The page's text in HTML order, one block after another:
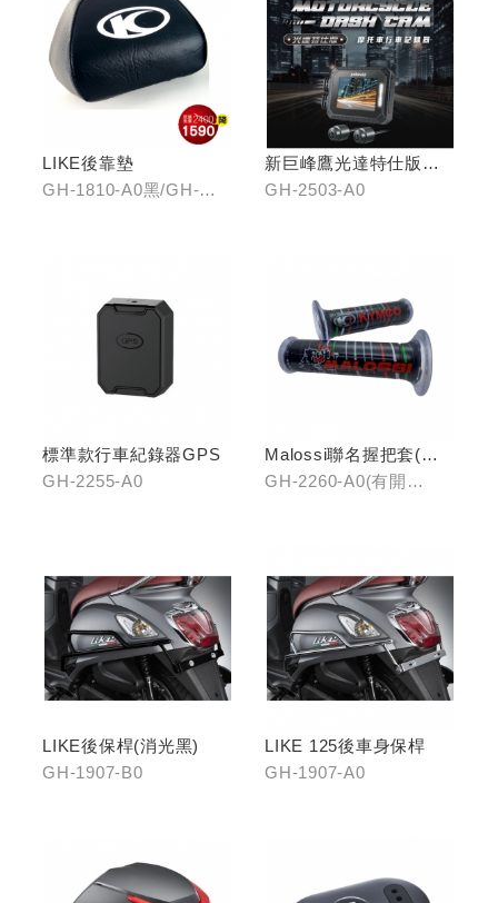
LIKE後靠墊
GH-1810-A0黑/GH-
新巨峰鷹光達特仕版行
車紀錄器
GH-2503-A0
標準款行車紀錄器GPS
GH-2255-A0
Malossi聯名握把套(有
開口)/(無開口)
GH-2260-A0(有開
LIKE後保桿(消光黑)
GH-1907-B0
LIKE 125後車身保桿
GH-1907-A0